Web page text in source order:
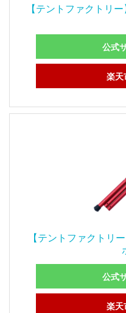
【テントファクトリ
公式
楽天
【テントファクトリ
公式
楽天